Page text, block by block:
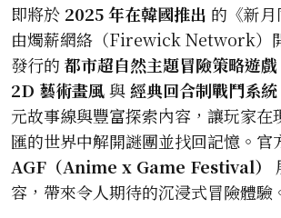
即將於 2025 年在韓國推出 的《新
由燭薪網絡（Firewick Network）
發行的 都市超自然主題冒險策略遊戲
2D 藝術畫風與經典回合制戰鬥系統
元故事線與豐富探索內容，讓玩家在
匯的世界中解開謎團並找回記憶。官
AGF（Anime x Game Festival）
容，帶來令人期待的沉浸式冒險體驗